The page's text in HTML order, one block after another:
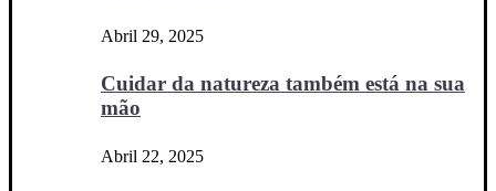
Abril 29, 2025
Cuidar da natureza também está na sua
mão
Abril 22, 2025